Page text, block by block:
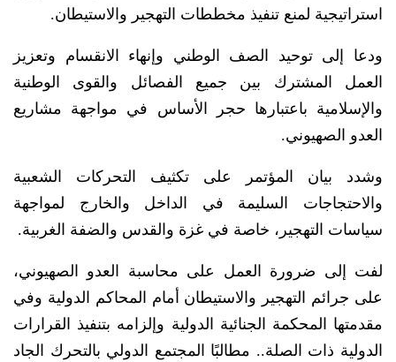
استراتيجية لمنع تنفيذ مخططات التهجير والاستيطان.
ودعا إلى توحيد الصف الوطني وإنهاء الانقسام وتعزيز
العمل المشترك بين جميع الفصائل والقوى الوطنية
والإسلامية باعتبارها حجر الأساس في مواجهة مشاريع
العدو الصهيوني.
وشدد بيان المؤتمر على تكثيف التحركات الشعبية
والاحتجاجات السليمة في الداخل والخارج لمواجهة
سياسات التهجير، خاصة في غزة والقدس والضفة الغربية.
لفت إلى ضرورة العمل على محاسبة العدو الصهيوني،
على جرائم التهجير والاستيطان أمام المحاكم الدولية وفي
مقدمتها المحكمة الجنائية الدولية وإلزامه بتنفيذ القرارات
الدولية ذات الصلة.. مطالبًا المجتمع الدولي بالتحرك الجاد